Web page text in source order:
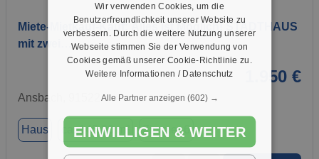
Miete-Mietkauf-Kauf: Alles ist Möglich! STADTHAUS
mit zwei…
1.950 €
Ansbach, 91522
Haus ca. 145,00 m² Zimmer 6
Wir verwenden Cookies, um die
Benutzerfreundlichkeit unserer Website zu
verbessern. Durch die weitere Nutzung unserer
Webseite stimmen Sie der Verwendung von
Cookies gemäß unserer Cookie-Richtlinie zu.
Weitere Informationen / Datenschutz
Alle Partner anzeigen (602) →
EINWILLIGEN & WEITER